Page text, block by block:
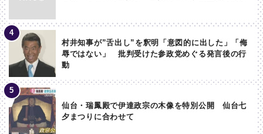
村井知事が”舌出し”を釈明「意図的に出した」「侮
辱ではない」 批判受けた参政党めぐる発言後の行
動
仙台・瑞鳳殿で伊達政宗の木像を特別公開 仙台七
夕まつりに合わせて